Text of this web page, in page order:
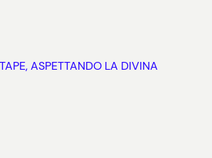
ASPETTANDO LA DIVINA